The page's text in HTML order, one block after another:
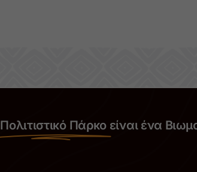
Πολιτιστικό Πάρκο είναι ένα